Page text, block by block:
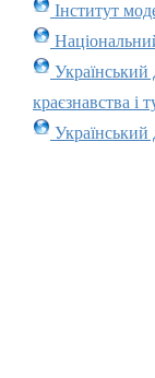
Інститут
Український
краєзнавства і
Український